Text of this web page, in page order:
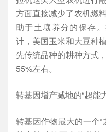
方面直接减少了农机燃
助于土壤养分的保存
计，美国玉米和大豆种
先传统品种的耕种方式
55%左右。
转基因增产减地的“超能
转基因作物最大的一个